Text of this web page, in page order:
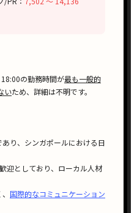
の勤務時間が最も一般的
いため、詳細は不明です。
あり、シンガポールにおける日
迎としており、 ローカル人材
国際的なコミュニケーション